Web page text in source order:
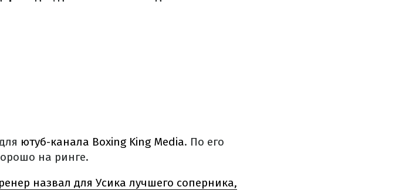
ютуб-канала Boxing King Media. По его
на ринге.
назвал для Усика лучшего соперника,